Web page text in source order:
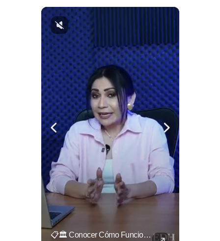
📋🏛️ Conocer Cómo Funciona Una Entrevista Consular Puede Marcar La Diferencia.